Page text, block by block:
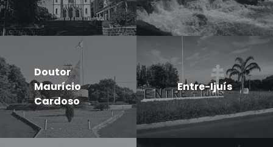
Doutor
Maurício
Cardoso
Entre-Ijuís